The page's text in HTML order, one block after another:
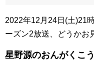
2022年12月24日(土)21
ーズン2放送、どうかお
星野源のおんがくこ